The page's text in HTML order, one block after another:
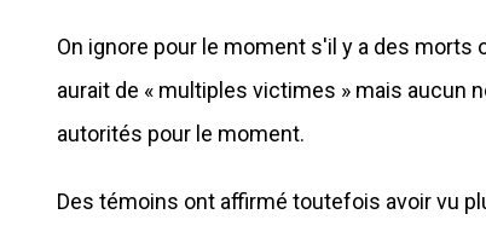
On ignore pour le moment s'il y a des morts
aurait de « multiples victimes » mais aucun
autorités pour le moment.
Des témoins ont affirmé toutefois avoir vu